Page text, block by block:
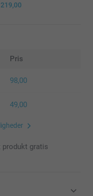
219,00
Pris
98,00
49,00
produkt gratis